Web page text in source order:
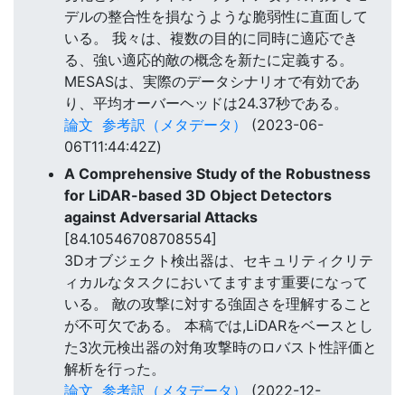
デルの整合性を損なうような脆弱性に直面して
いる。 我々は、複数の目的に同時に適応でき
る、強い適応的敵の概念を新たに定義する。
MESASは、実際のデータシナリオで有効であ
り、平均オーバーヘッドは24.37秒である。
論文 参考訳（メタデータ）
(2023-06-
06T11:44:42Z)
A Comprehensive Study of the Robustness
for LiDAR-based 3D Object Detectors
against Adversarial Attacks
[84.10546708708554]
3Dオブジェクト検出器は、セキュリティクリテ
ィカルなタスクにおいてますます重要になって
いる。 敵の攻撃に対する強固さを理解すること
が不可欠である。 本稿では,LiDARをベースとし
た3次元検出器の対角攻撃時のロバスト性評価と
解析を行った。
論文 参考訳（メタデータ）
(2022-12-